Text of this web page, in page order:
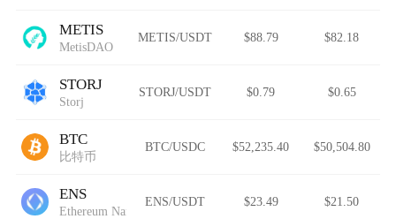
METIS
MetisDAO
METIS/USDT $88.79 $82.18
STORJ
Storj
STORJ/USDT $0.79 $0.65
BTC
比特币
BTC/USDC $52,235.40 $50,504.80
ENS
Ethereum Name Service (Wormhole)
ENS/USDT $23.49 $21.50